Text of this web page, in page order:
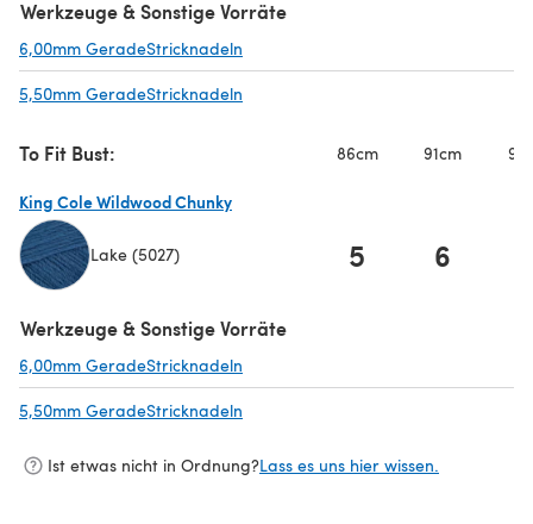
Werkzeuge & Sonstige Vorräte
6,00mm GeradeStricknadeln
5,50mm GeradeStricknadeln
To Fit Bust: 86cm 91cm
King Cole Wildwood Chunky
Lake (5027) 5 6
Werkzeuge & Sonstige Vorräte
6,00mm GeradeStricknadeln
5,50mm GeradeStricknadeln
Ist etwas nicht in Ordnung?Lass es uns hier wissen.